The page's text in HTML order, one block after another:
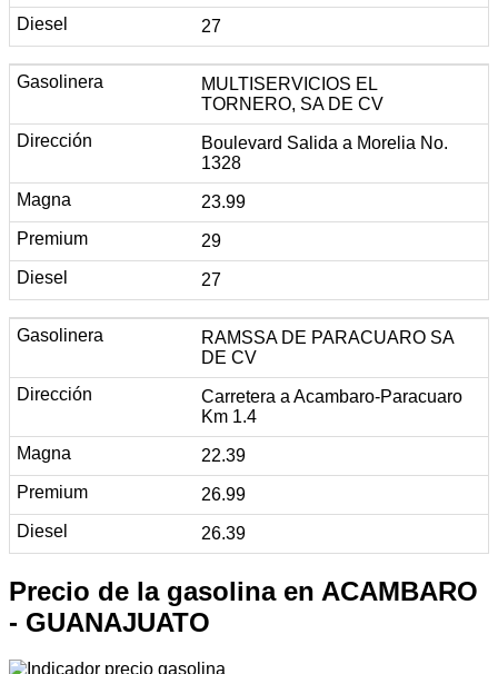
27
MULTISERVICIOS EL
TORNERO, SA DE CV
Boulevard Salida a Morelia No.
1328
23.99
29
27
RAMSSA DE PARACUARO SA
DE CV
Carretera a Acambaro-Paracuaro
Km 1.4
22.39
26.99
26.39
Precio de la gasolina en ACAMBARO
- GUANAJUATO